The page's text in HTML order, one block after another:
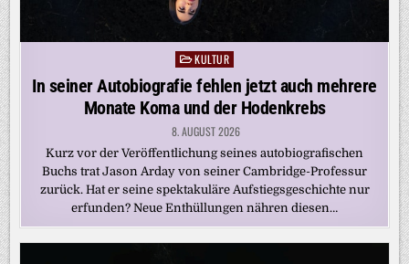
Posted
in
KULTUR
In seiner Autobiografie fehlen jetzt auch mehrere
Monate Koma und der Hodenkrebs
8. AUGUST 2026
Kurz vor der Veröffentlichung seines autobiografischen
Buchs trat Jason Arday von seiner Cambridge-Professur
zurück. Hat er seine spektakuläre Aufstiegsgeschichte nur
erfunden? Neue Enthüllungen nähren diesen…